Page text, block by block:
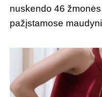
nuskendo 46
pažįstamose